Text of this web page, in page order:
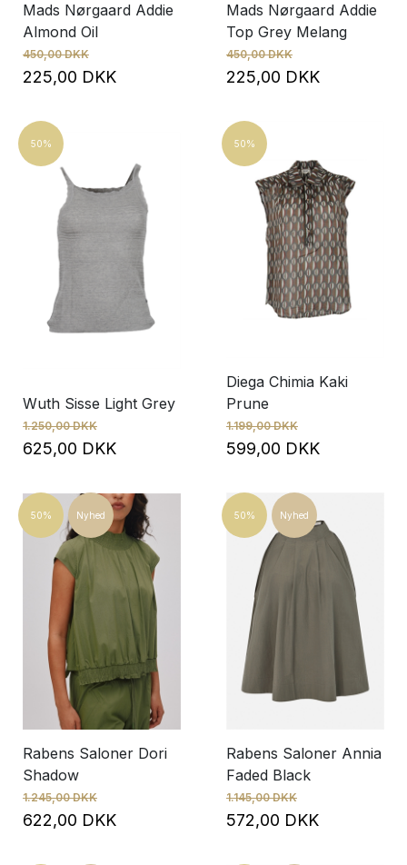
Mads Nørgaard Addie
Almond Oil
450,00 DKK
225,00 DKK
Mads Nørgaard Addie
Top Grey Melang
450,00 DKK
225,00 DKK
50%
Wuth Sisse Light Grey
1.250,00 DKK
625,00 DKK
50%
Diega Chimia Kaki
Prune
1.199,00 DKK
599,00 DKK
50% Nyhed
Rabens Saloner Dori
Shadow
1.245,00 DKK
622,00 DKK
50% Nyhed
Rabens Saloner Annia
Faded Black
1.145,00 DKK
572,00 DKK